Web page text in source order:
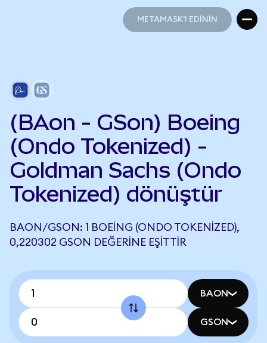
METAMASK'I EDİNİN
(BAon - GSon) Boeing
(Ondo Tokenized) -
Goldman Sachs (Ondo
Tokenized) dönüştür
BAON/GSON: 1 BOEING (ONDO TOKENIZED),
0,220302 GSON DEĞERINE EŞITTIR
BAON
GSON